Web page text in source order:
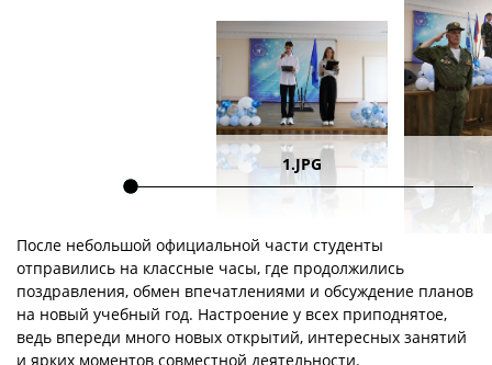
1.JPG
После небольшой официальной части студенты
отправились на классные часы, где продолжились
поздравления, обмен впечатлениями и обсуждение планов
на новый учебный год. Настроение у всех приподнятое,
ведь впереди много новых открытий, интересных занятий
и ярких моментов совместной деятельности.